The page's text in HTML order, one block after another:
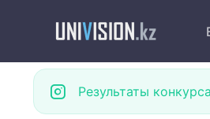
Результаты